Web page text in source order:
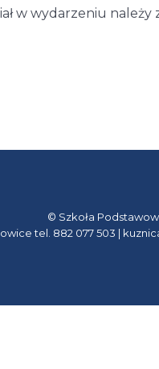
w wydarzeniu należy
© Szkoła
tel. 882 077 503 |